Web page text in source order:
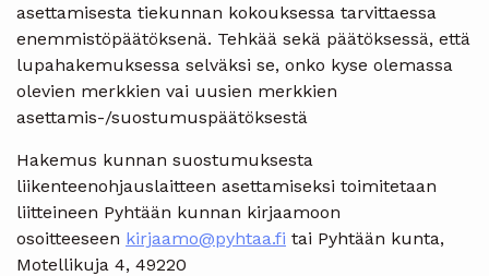
asettamisesta tiekunnan kokouksessa tarvittaessa
enemmistöpäätöksenä. Tehkää sekä päätöksessä, että
lupahakemuksessa selväksi se, onko kyse olemassa
olevien merkkien vai uusien merkkien
asettamis-/suostumuspäätöksestä
Hakemus kunnan suostumuksesta
liikenteenohjauslaitteen asettamiseksi toimitetaan
liitteineen Pyhtään kunnan kirjaamoon
osoitteeseen kirjaamo@pyhtaa.fi tai Pyhtään kunta,
Motellikuja 4, 49220